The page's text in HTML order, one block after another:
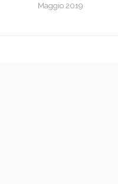
Maggio 2019